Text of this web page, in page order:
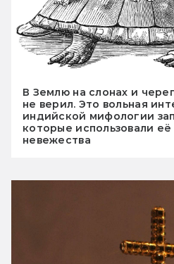
В Землю на слонах и
не верил. Это вольная
индийской мифологии
которые использовали
невежества